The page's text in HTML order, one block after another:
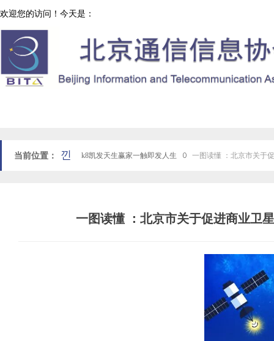
欢迎您的访问！今天是：
当前位置： k8凯发天生赢家一触即发人生 ꄲ 一图读懂 ：北京市关于
낀
一图读懂 ：北京市关于促进商业卫